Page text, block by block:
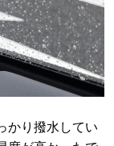
かり撥水してい